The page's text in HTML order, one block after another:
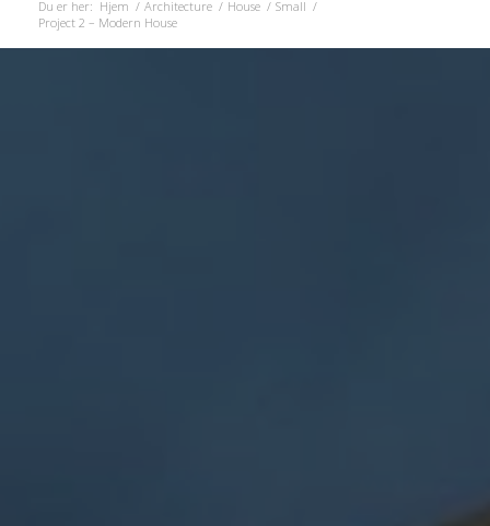
Du er her: Hjem / Architecture / House / Small /
Project 2 – Modern House